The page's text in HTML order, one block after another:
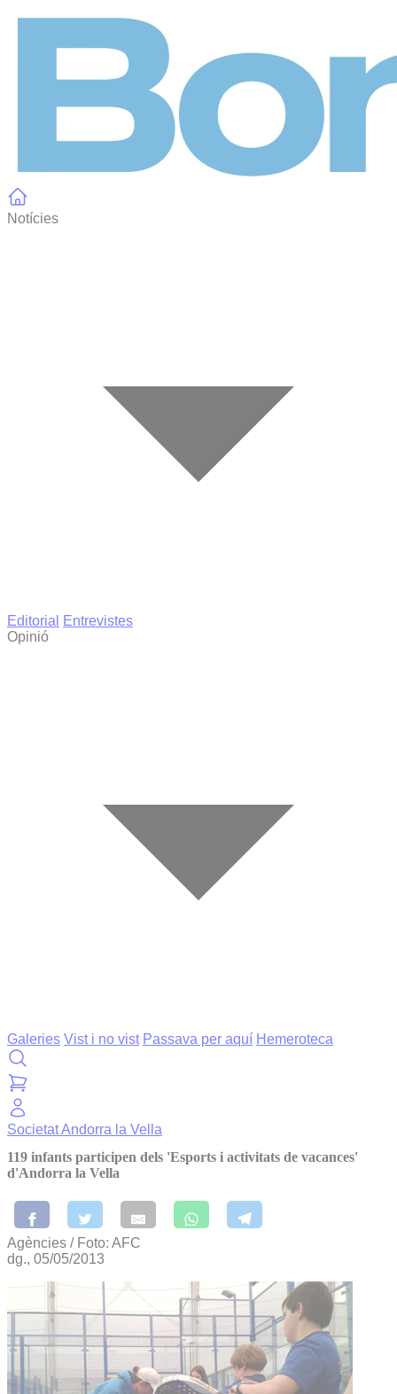
Notícies
Editorial
Entrevistes
Opinió
Galeries Vist i no vist Passava per aquí Hemeroteca
SocietatAndorra la Vella
119 infants participen dels 'Esports i activitats de vacances'
d'Andorra la Vella
Agències / Foto: AFC
dg., 05/05/2013